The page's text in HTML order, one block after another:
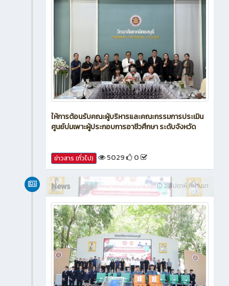
ให้การต้อนรับคณะผู้บริหารและคณะกรรมการประเมิน
ศูนย์บ่มเพาะผู้ประกอบการอาชีวศึกษา ระดับจังหวัด
ข่าวสาร (ทั่วไป) 5029 0
2 สัปดาห์ ที่ผ่านมา
News